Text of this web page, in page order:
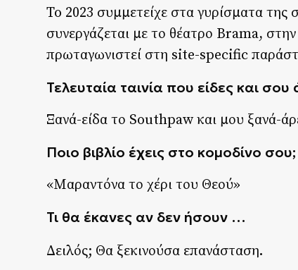
To 2023 συμμετείχε στα γυρίσματα
συνεργάζεται με το θέατρο Brama,
πρωταγωνιστεί στη site-specific
Τελευταία ταινία που είδες και σου
Ξανά-είδα το Southpaw και μου ξανά-
Ποιο βιβλίο έχεις στο κομοδίνο σου;
«Μαραντόνα το χέρι του Θεού»
Τι θα έκανες αν δεν ήσουν …
Δειλός; Θα ξεκινούσα επανάσταση.